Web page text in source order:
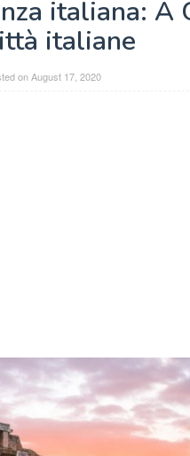
italiana: A
italiane
onAugust 17, 2020